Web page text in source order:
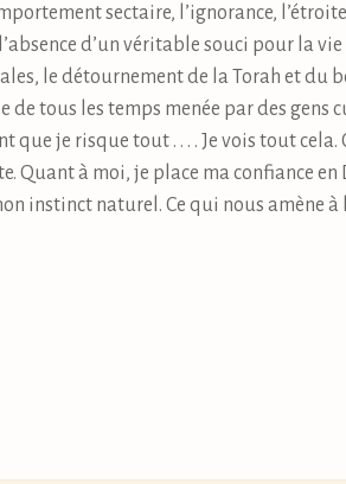
sectaire, l’ignorance,
d’un véritable souci pour la
le détournement de la Torah et du
tous les temps menée par des gens
que je risque tout . . . . Je vois tout
Quant à moi, je place ma confiance
instinct naturel. Ce qui nous amène